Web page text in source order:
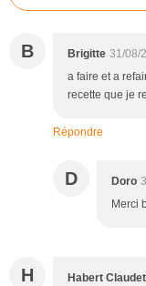
B Brigitte 31/08/
a faire et a
recette que je
Répondre
D Doro
Merci
H Habert